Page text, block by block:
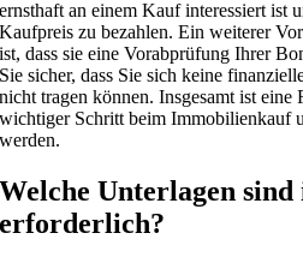
ernsthaft an einem Kauf interessiert ist
Kaufpreis zu bezahlen. Ein weiterer
ist, dass sie eine Vorabprüfung Ihrer
Sie sicher, dass Sie sich keine
nicht tragen können. Insgesamt ist eine
wichtiger Schritt beim Immobilienkauf
werden.
Welche Unterlagen sind
erforderlich?